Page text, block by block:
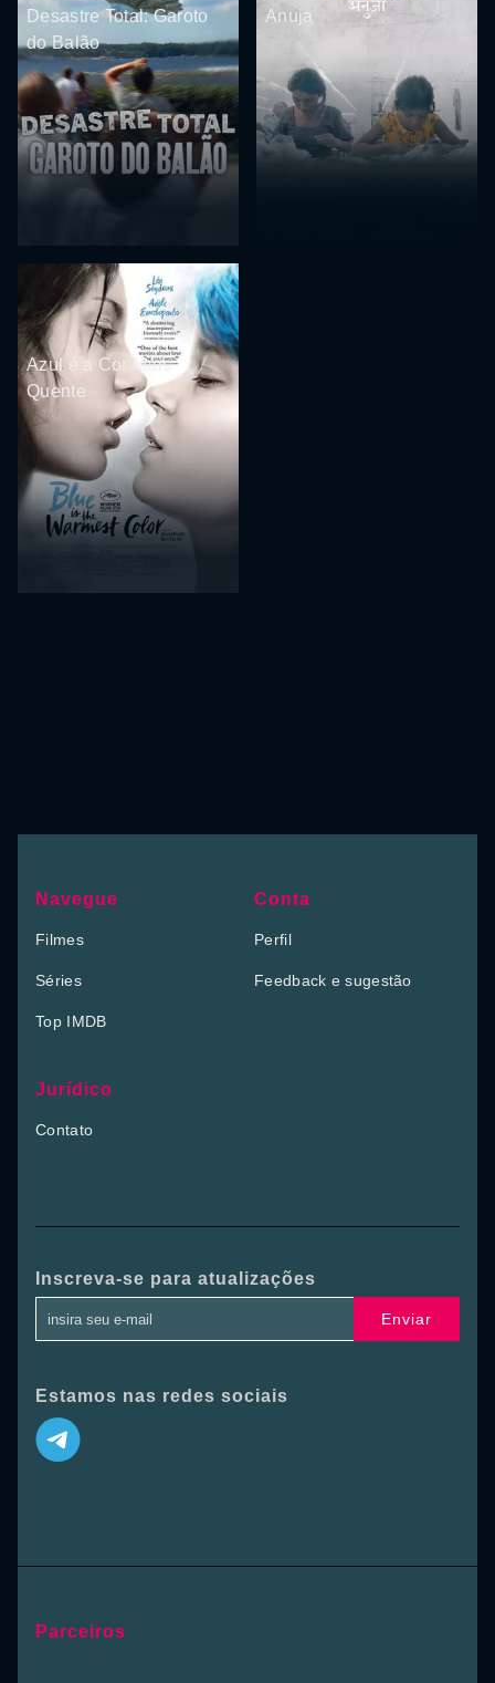
Desastre Total: Garoto
do Balão
Anuja
Azul é a Cor Mais
Quente
Navegue
Filmes
Séries
Top IMDB
Conta
Perfil
Feedback e sugestão
Jurídico
Contato
Inscreva-se para atualizações
Enviar
Estamos nas redes sociais
Parceiros